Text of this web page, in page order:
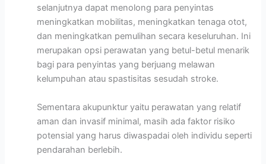
selanjutnya dapat menolong para penyintas
meningkatkan mobilitas, meningkatkan tenaga otot,
dan meningkatkan pemulihan secara keseluruhan. Ini
merupakan opsi perawatan yang betul-betul menarik
bagi para penyintas yang berjuang melawan
kelumpuhan atau spastisitas sesudah stroke.
Sementara akupunktur yaitu perawatan yang relatif
aman dan invasif minimal, masih ada faktor risiko
potensial yang harus diwaspadai oleh individu seperti
pendarahan berlebih.